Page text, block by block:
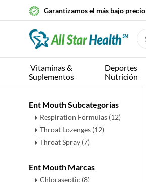
Garantizamos el más bajo precio
Vitaminas &
Suplementos
Deportes
Nutrición
Ent Mouth Subcategorias
Respiration Formulas (12)
Throat Lozenges (12)
Throat Spray (7)
Ent Mouth Marcas
Chloraseptic (8)